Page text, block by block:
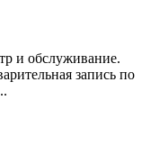
и обслуживание.
запись по